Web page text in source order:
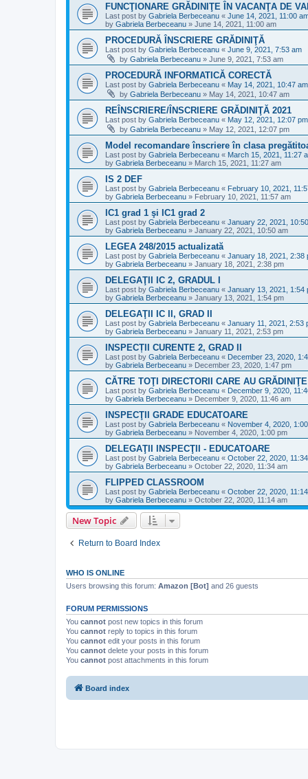
FUNCŢIONARE GRĂDINIŢE ÎN VACANŢA DE
Last post by Gabriela Berbeceanu « June 14, 2021, 11:00
by Gabriela Berbeceanu » June 14, 2021, 11:00 am
PROCEDURĂ ÎNSCRIERE GRĂDINIŢĂ
Last post by Gabriela Berbeceanu « June 9, 2021, 7:53 am
by Gabriela Berbeceanu » June 9, 2021, 7:53 am
PROCEDURĂ INFORMATICĂ CORECTĂ
Last post by Gabriela Berbeceanu « May 14, 2021, 10:47 am
by Gabriela Berbeceanu » May 14, 2021, 10:47 am
REÎNSCRIERE/ÎNSCRIERE GRĂDINIŢĂ 2021
Last post by Gabriela Berbeceanu « May 12, 2021, 12:07 pm
by Gabriela Berbeceanu » May 12, 2021, 12:07 pm
Model recomandare înscriere în clasa
Last post by Gabriela Berbeceanu « March 15, 2021, 11:27
by Gabriela Berbeceanu » March 15, 2021, 11:27 am
IS 2 DEF
Last post by Gabriela Berbeceanu « February 10, 2021,
by Gabriela Berbeceanu » February 10, 2021, 11:57 am
IC1 grad 1 şi IC1 grad 2
Last post by Gabriela Berbeceanu « January 22, 2021,
by Gabriela Berbeceanu » January 22, 2021, 10:50 am
LEGEA 248/2015 actualizată
Last post by Gabriela Berbeceanu « January 18, 2021, 2:38
by Gabriela Berbeceanu » January 18, 2021, 2:38 pm
DELEGAŢII IC 2, GRADUL I
Last post by Gabriela Berbeceanu « January 13, 2021, 1:54
by Gabriela Berbeceanu » January 13, 2021, 1:54 pm
DELEGAŢII IC II, GRAD II
Last post by Gabriela Berbeceanu « January 11, 2021, 2:53
by Gabriela Berbeceanu » January 11, 2021, 2:53 pm
INSPECȚII CURENTE 2, GRAD II
Last post by Gabriela Berbeceanu « December 23, 2020,
by Gabriela Berbeceanu » December 23, 2020, 1:47 pm
CĂTRE TOŢI DIRECTORII CARE AU GRĂDINIŢE
Last post by Gabriela Berbeceanu « December 9, 2020,
by Gabriela Berbeceanu » December 9, 2020, 11:46 am
INSPECŢII GRADE EDUCATOARE
Last post by Gabriela Berbeceanu « November 4, 2020,
by Gabriela Berbeceanu » November 4, 2020, 1:00 pm
DELEGAŢII INSPECŢII - EDUCATOARE
Last post by Gabriela Berbeceanu « October 22, 2020,
by Gabriela Berbeceanu » October 22, 2020, 11:34 am
FLIPPED CLASSROOM
Last post by Gabriela Berbeceanu « October 22, 2020,
by Gabriela Berbeceanu » October 22, 2020, 11:14 am
New Topic
Return to Board Index
WHO IS ONLINE
Users browsing this forum: Amazon [Bot] and 26 guests
FORUM PERMISSIONS
You cannot post new topics in this forum
You cannot reply to topics in this forum
You cannot edit your posts in this forum
You cannot delete your posts in this forum
You cannot post attachments in this forum
Board index